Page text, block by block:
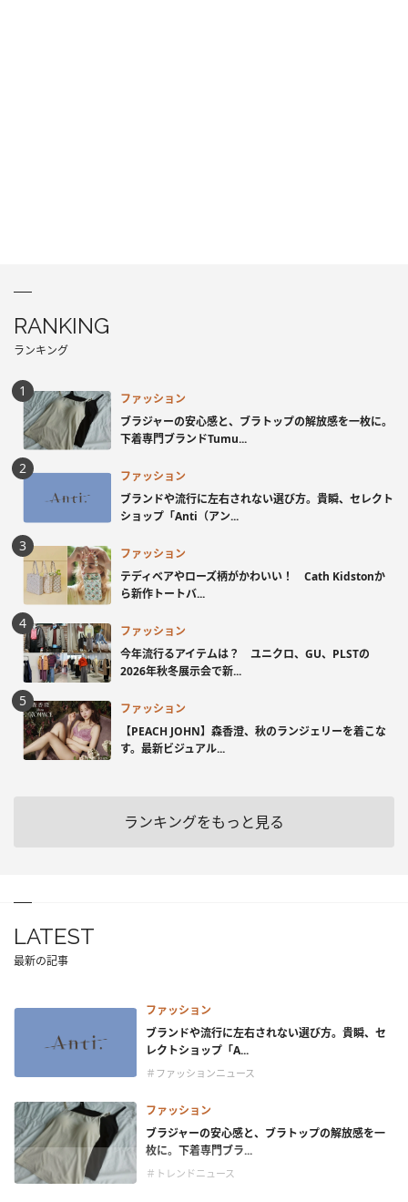
RANKING
ランキング
ファッション
ブラジャーの安心感と、ブラトップの解放感を一枚に。
下着専門ブランドTumu...
ファッション
ブランドや流行に左右されない選び方。貴瞬、セレクト
ショップ「Anti（アン...
ファッション
テディベアやローズ柄がかわいい！ Cath Kidstonか
ら新作トートバ...
ファッション
今年流行るアイテムは？ ユニクロ、GU、PLSTの
2026年秋冬展示会で新...
ファッション
【PEACH JOHN】森香澄、秋のランジェリーを着こな
す。最新ビジュアル...
ランキングをもっと見る
LATEST
最新の記事
ファッション
ブランドや流行に左右されない選び方。貴瞬、セ
レクトショップ「A...
＃ファッションニュース
ファッション
ブラジャーの安心感と、ブラトップの解放感を一
枚に。下着専門ブラ...
＃トレンドニュース